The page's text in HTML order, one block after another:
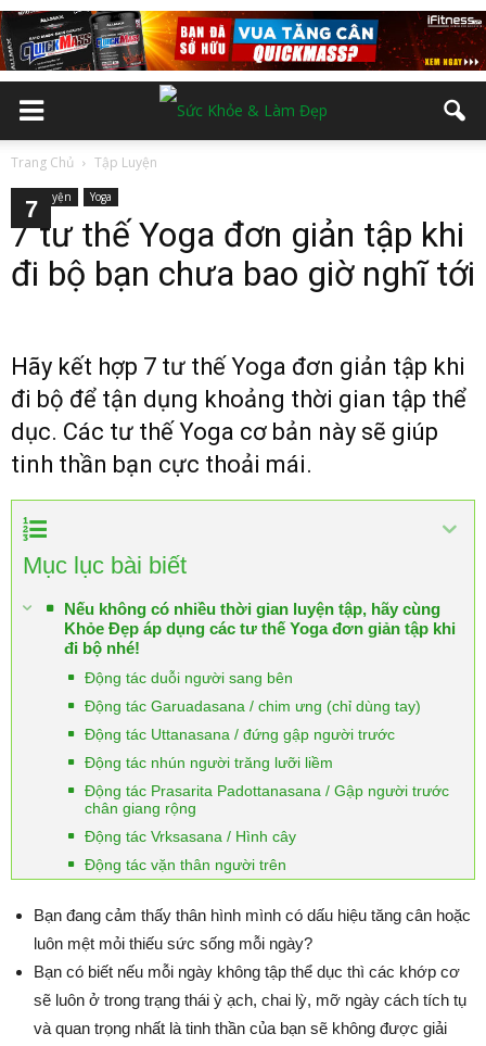
Trang Chủ Tập Luyện
Tập Luyện Yoga
7 tư thế Yoga đơn giản tập khi
đi bộ bạn chưa bao giờ nghĩ tới
Hãy kết hợp 7 tư thế Yoga đơn giản tập khi
đi bộ để tận dụng khoảng thời gian tập thể
dục. Các tư thế Yoga cơ bản này sẽ giúp
tinh thần bạn cực thoải mái.
Mục lục bài biết
Nếu không có nhiều thời gian luyện tập, hãy cùng
Khỏe Đẹp áp dụng các tư thế Yoga đơn giản tập khi
đi bộ nhé!
Động tác duỗi người sang bên
Động tác Garuadasana / chim ưng (chỉ dùng tay)
Động tác Uttanasana / đứng gập người trước
Động tác nhún người trăng lưỡi liềm
Động tác Prasarita Padottanasana / Gập người trước
chân giang rộng
Động tác Vrksasana / Hình cây
Động tác vặn thân người trên
Bạn đang cảm thấy thân hình mình có dấu hiệu tăng cân hoặc
luôn mệt mỏi thiếu sức sống mỗi ngày?
Bạn có biết nếu mỗi ngày không tập thể dục thì các khớp cơ
sẽ luôn ở trong trạng thái ỳ ạch, chai lỳ, mỡ ngày cách tích tụ
và quan trọng nhất là tinh thần của bạn sẽ không được giải
2
3
4
5
6
7